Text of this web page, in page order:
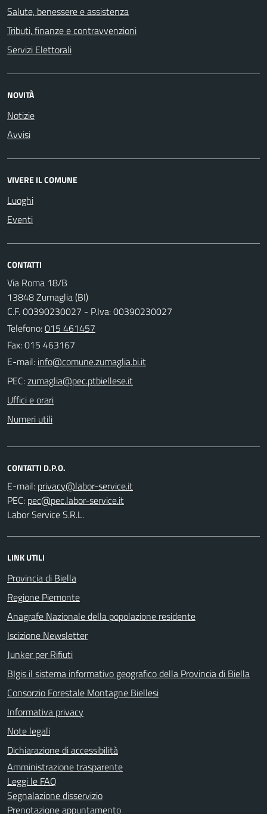
Salute, benessere e assistenza
Tributi, finanze e contravvenzioni
Servizi Elettorali
NOVITÀ
Notizie
Avvisi
VIVERE IL COMUNE
Luoghi
Eventi
CONTATTI
Via Roma 18/B
13848 Zumaglia (BI)
C.F. 00390230027 - P.Iva: 00390230027
Telefono:015 461457
Fax: 015 463167
E-mail:
PEC:
Uffici e orari
Numeri utili
CONTATTI D.P.O.
E-mail:
PEC:
Labor Service S.R.L.
LINK UTILI
Provincia di Biella
Regione Piemonte
Anagrafe Nazionale della popolazione residente
Iscizione Newsletter
Junker per Rifiuti
BIgis il sistema informativo geografico della Provincia di Biella
Consorzio Forestale Montagne Biellesi
Informativa privacy
Note legali
Dichiarazione di accessibilità
Amministrazione trasparente
Leggi le FAQ
Segnalazione disservizio
Prenotazione appuntamento